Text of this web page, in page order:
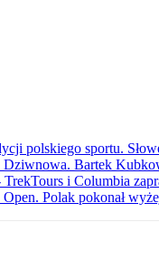
polskiego sportu.
Bartek
TrekTours i Columbia
Polak pokonał